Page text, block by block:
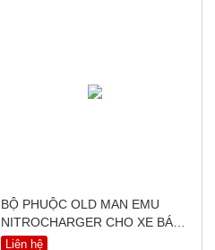
BỘ PHUỘC OLD MAN EMU
NITROCHARGER CHO XE BÁN
TẢI FORD RANGER VÀ MAZDA
Liên hệ